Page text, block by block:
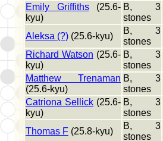
Emily Griffiths(25.6-
kyu)
B, 3
stones
Aleksa (?) (25.6-kyu)
B, 3
stones
Richard Watson (25.6-
kyu)
B, 3
stones
Matthew Trenaman
(25.6-kyu)
B, 3
stones
Catriona Sellick (25.6-
kyu)
B, 3
stones
Thomas F (25.8-kyu)
B, 3
stones